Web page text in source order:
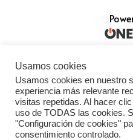
Usamos cookies
Usamos cookies en nuestro
experiencia más relevante
visitas repetidas. Al hacer
uso de TODAS las cookies.
"Configuración de cookies"
consentimiento controlado.